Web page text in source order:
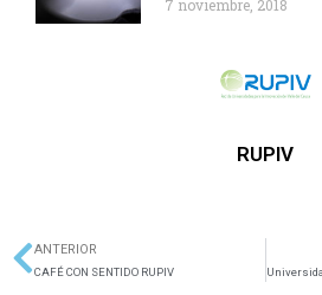
RUPIV
7 noviembre, 2018
Ant
ANTERIOR
CAFÉ CON SENTIDO RUPIV